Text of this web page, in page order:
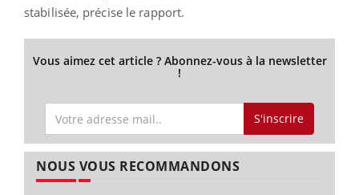
stabilisée, précise le rapport.
Vous aimez cet article ? Abonnez-vous à la newsletter
!
S'inscrire
NOUS VOUS RECOMMANDONS